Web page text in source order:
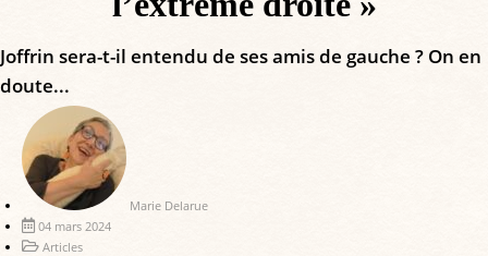
Joffrin sera-t-il entendu de ses amis de gauche ? On en
doute...
Marie Delarue
04 mars 2024
Articles